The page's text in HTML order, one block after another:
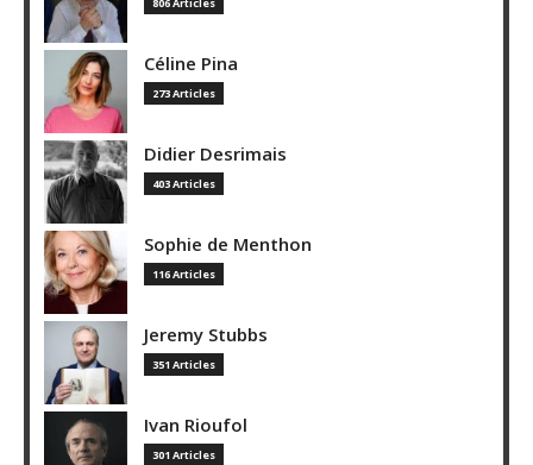
Céline Pina
273 Articles
Didier Desrimais
403 Articles
Sophie de Menthon
116 Articles
Jeremy Stubbs
351 Articles
Ivan Rioufol
301 Articles